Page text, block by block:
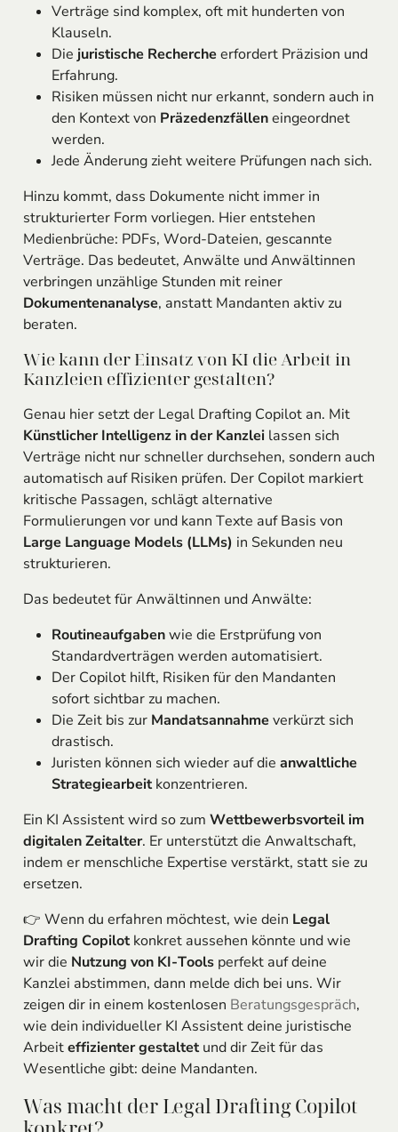
Verträge sind komplex, oft mit hunderten von
Klauseln.
Die juristische Rechercheerfordert Präzision und
Erfahrung.
Risiken müssen nicht nur erkannt, sondern auch in
den Kontext von Präzedenzfälleneingeordnet
werden.
Jede Änderung zieht weitere Prüfungen nach sich.
Hinzu kommt, dass Dokumente nicht immer in
strukturierter Form vorliegen. Hier entstehen
Medienbrüche: PDFs, Word-Dateien, gescannte
Verträge. Das bedeutet, Anwälte und Anwältinnen
verbringen unzählige Stunden mit reiner
Dokumentenanalyse, anstatt Mandanten aktiv zu
beraten.
Wie kann der Einsatz von KI die Arbeit in
Kanzleien effizienter gestalten?
Genau hier setzt der Legal Drafting Copilot an. Mit
Künstlicher Intelligenz in der Kanzleilassen sich
Verträge nicht nur schneller durchsehen, sondern auch
automatisch auf Risiken prüfen. Der Copilot markiert
kritische Passagen, schlägt alternative
Formulierungen vor und kann Texte auf Basis von
Large Language Models (LLMs) in Sekunden neu
strukturieren.
Das bedeutet für Anwältinnen und Anwälte:
Routineaufgabenwie die Erstprüfung von
Standardverträgen werden automatisiert.
Der Copilot hilft, Risiken für den Mandanten
sofort sichtbar zu machen.
Die Zeit bis zur Mandatsannahmeverkürzt sich
drastisch.
Juristen können sich wieder auf die anwaltliche
Strategiearbeitkonzentrieren.
Ein KI Assistent wird so zum Wettbewerbsvorteil im
digitalen Zeitalter. Er unterstützt die Anwaltschaft,
indem er menschliche Expertise verstärkt, statt sie zu
ersetzen.
👉 Wenn du erfahren möchtest, wie dein Legal
Drafting Copilotkonkret aussehen könnte und wie
wir die Nutzung von KI-Toolsperfekt auf deine
Kanzlei abstimmen, dann melde dich bei uns. Wir
zeigen dir in einem kostenlosen Beratungsgespräch,
wie dein individueller KI Assistent deine juristische
Arbeiteffizienter gestaltetund dir Zeit für das
Wesentliche gibt: deine Mandanten.
Was macht der Legal Drafting Copilot